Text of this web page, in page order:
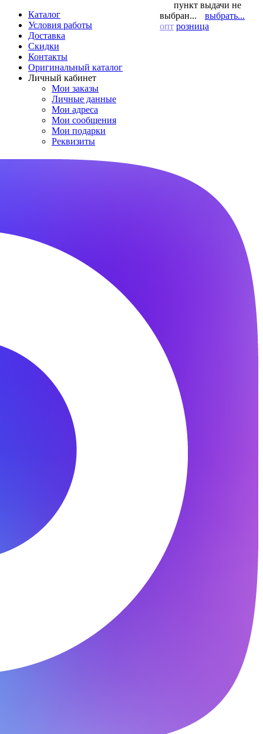
Каталог
Условия работы
Доставка
Скидки
Контакты
Оригинальный каталог
Личный кабинет
Мои заказы
Личные данные
Мои адреса
Мои сообщения
Мои подарки
Реквизиты
пункт выдачи не
выбран...
выбрать...
опт розница